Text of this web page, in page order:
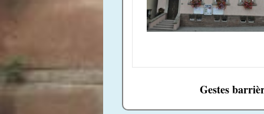
Gestes